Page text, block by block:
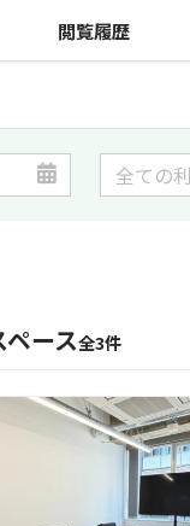
閲覧履歴
ース全3件